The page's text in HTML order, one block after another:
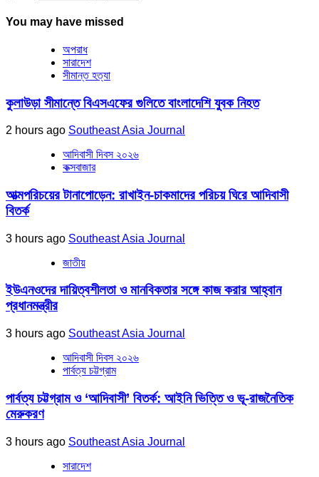
You may have missed
অপরাধ
সারাদেশ
সীমান্ত হত্যা
কুলাউড়া সীমান্তে বিএসএফের গুলিতে বাংলাদেশি যুবক নিহত
2 hours ago Southeast Asia Journal
আদিবাসী দিবস ২০২৬
কক্সবাজার
আত্মপরিচয়ের টানাপোড়েন: রাখাইন-চাকমাদের পরিচয় ঘিরে আদিবাসী
বিতর্ক
3 hours ago Southeast Asia Journal
জাতীয়
ইউএনওদের দায়িত্বশীলতা ও মানবিকতার সঙ্গে কাজ করার আহ্বান
প্রধানমন্ত্রীর
3 hours ago Southeast Asia Journal
আদিবাসী দিবস ২০২৬
পার্বত্য চট্টগ্রাম
পার্বত্য চট্টগ্রাম ও ‘আদিবাসী’ বিতর্ক: আইনি ভিত্তি ও ভূ-রাজনৈতিক
মেরুকরণ
3 hours ago Southeast Asia Journal
সারাদেশ